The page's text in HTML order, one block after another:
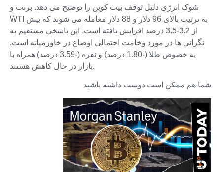
شوک انرژی دلیل توقف بیت کوین را توضیح می دهد. برنت و
WTI به ترتیب بالای 96 دلار و 88 دلار معامله می شوند که بیش
از 3.2-3.5 درصد افزایش یافته است. این پاسخی مستقیم به
نگرانی ها در مورد وخامت احتمالی اوضاع در خاورمیانه است.
به خصوص طلا (-1.80 درصد) و نقره (-3.59 درصد) همراه با
بازار در حال کاهش هستند.
شما هم ممکن است دوست داشته باشید